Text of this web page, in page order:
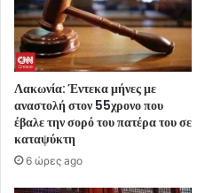
Λακωνία: Έντεκα μήνες με
αναστολή στον 55χρονο που
έβαλε την σορό του πατέρα του σε
καταψύκτη
6 ώρες ago